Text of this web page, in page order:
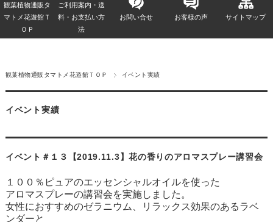
観葉植物通販タ
マトメ花遊館Ｔ
ＯＰ
ご利用案内・送
料・お支払い方
法
お問い合せ お客様の声 サイトマップ
観葉植物通販タマトメ花遊館ＴＯＰ イベント実績
イベント実績
イベント＃１３【2019.11.3】花の香りのアロマスプレー講習会
１００％ピュアのエッセンシャルオイルを使った
アロマスプレーの講習会を実施しました。
女性におすすめのゼラニウム、リラックス効果のあるラベ
ンダーと